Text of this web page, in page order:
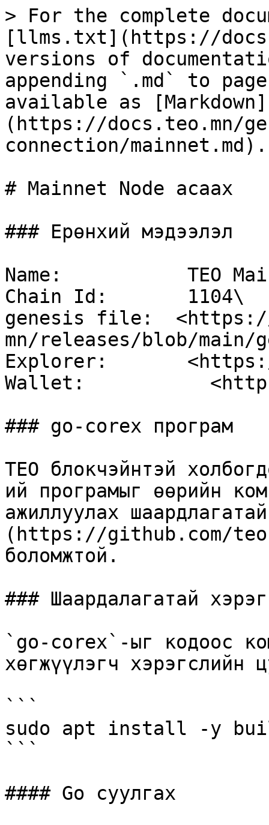
> For the complete
[llms.txt](https://
versions of
appending `.md` to
available as [Markdown]
(https://docs.teo.mn/
connection/mainnet.md).
# Mainnet Node асаах
### Ерөнхий мэдээлэл
Name:           TEO
Chain Id:       1104\
genesis file:
mn/releases/blob/main/
Explorer:
Wallet:
### go-corex програм
TEO блокчэйнтэй
ий програмыг өөрийн
ажиллуулах
(https://github.com/
боломжтой.
### Шаардалагатай
`go-corex`-ыг кодоос
хөгжүүлэгч хэрэгслийн
```
sudo apt install -y
```
#### Go суулгах